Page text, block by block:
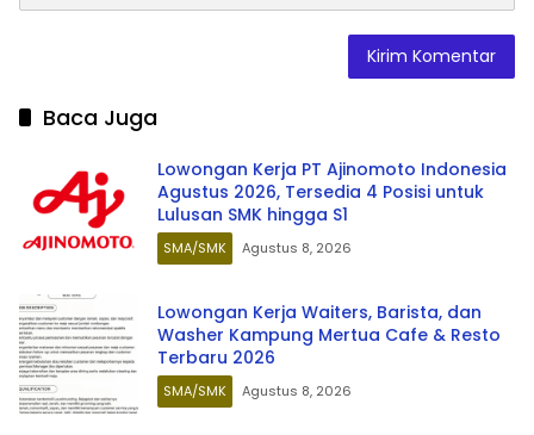
Baca Juga
Lowongan Kerja PT Ajinomoto Indonesia
Agustus 2026, Tersedia 4 Posisi untuk
Lulusan SMK hingga S1
SMA/SMK Agustus 8, 2026
Lowongan Kerja Waiters, Barista, dan
Washer Kampung Mertua Cafe & Resto
Terbaru 2026
SMA/SMK Agustus 8, 2026